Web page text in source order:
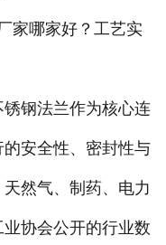
哪家好？工艺实
钢法兰作为核心连
安全性、密封性与
然气、制药、电力
协会公开的行业数